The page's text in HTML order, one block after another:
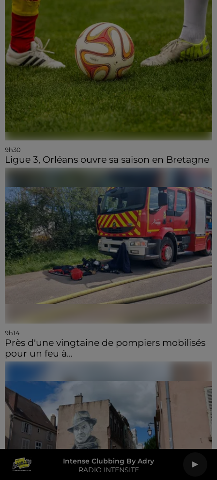
Intense Clubbing By Adry
RADIO INTENSITE
9h30
Ligue 3, Orléans ouvre sa saison en Bretagne
9h14
Près d'une vingtaine de pompiers mobilisés
pour un feu à...